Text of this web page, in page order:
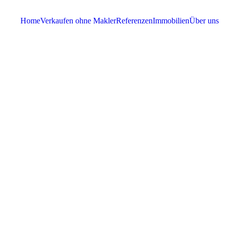
HomeVerkaufen ohne MaklerReferenzenImmobilienÜber uns